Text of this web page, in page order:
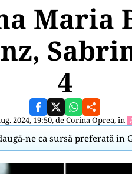
Maria
4
2024, 19:50, deCorina Oprea, în
ne ca sursă preferată în